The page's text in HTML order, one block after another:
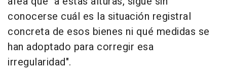
conocerse cuál es la situación registral
concreta de esos bienes ni qué medidas se
han adoptado para corregir esa
irregularidad".